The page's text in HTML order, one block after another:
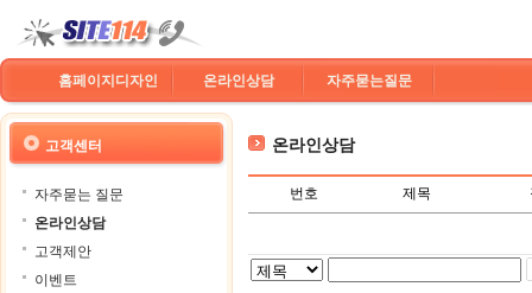
홈페이지디자인 온라인상담 자주묻는질문
고객센터
자주묻는 질문
온라인상담
고객제안
이벤트
온라인상담
번호 제목